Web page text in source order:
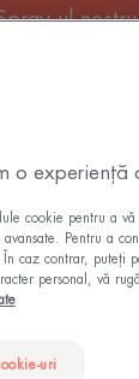
ul
nevoile
o experiență
cookie pentru a
Pentru a
În caz contrar, puteți
personal, vă
uri